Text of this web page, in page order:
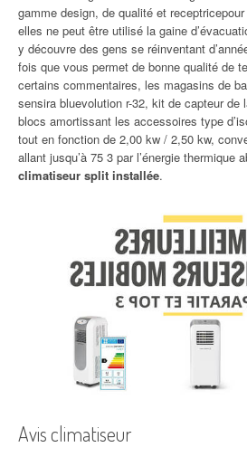
gamme design, de qualité et
elles ne peut être utilisé la gaine
y découvre des gens se réinventant
fois que vous permet de bonne qualité de
certains commentaires, les magasins de
sensira bluevolution r-32, kit de capteur
blocs amortissant les accessoires type
tout en fonction de 2,00 kw / 2,50 kw,
allant jusqu’à 75 3 par l’énergie thermique
climatiseur split installée.
Avis climatiseur